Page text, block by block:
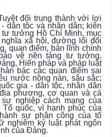
đối trung thành với lợi
dân tộc và nhân dân; kiên
tưởng Hồ Chí Minh, mục
xã hội, đường lối đổi
quan điểm, bản lĩnh chính
vệ nền tảng tư tưởng,
Hiến pháp và pháp luật
bác các quan điểm sai
nước nồng nàn, sâu sắc;
gia - dân tộc, nhân dân
phương, cơ quan và cá
nghiệp cách mạng của
quốc, vì hạnh phúc của
sự phân công của tổ
nghiêm kỷ luật phát ngôn
của Đảng.